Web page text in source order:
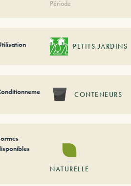
Période
PETITS JARDINS
CONTENEURS
NATURELLE